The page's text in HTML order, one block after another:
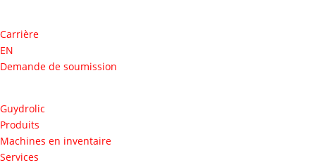
Carrière
EN
Demande de soumission
Guydrolic
Produits
Machines en inventaire
Services